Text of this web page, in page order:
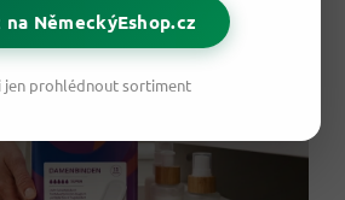
NěmeckýEshop.cz
Chci si jen prohlédnout sortiment